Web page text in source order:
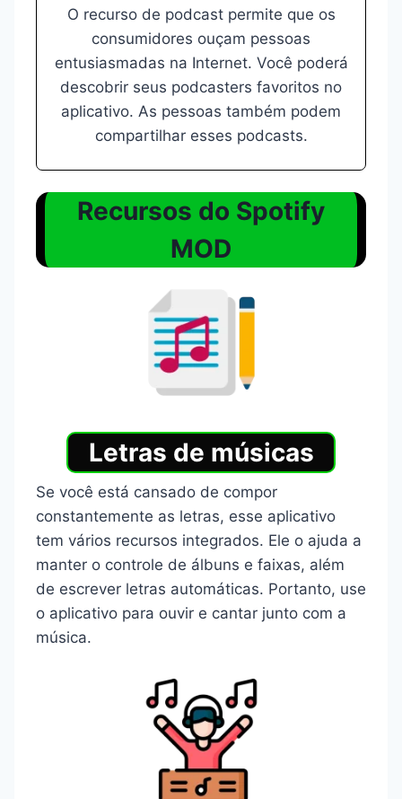
O recurso de podcast permite que os
consumidores ouçam pessoas
entusiasmadas na Internet. Você poderá
descobrir seus podcasters favoritos no
aplicativo. As pessoas também podem
compartilhar esses podcasts.
Recursos do Spotify
MOD
Letras de músicas
Se você está cansado de compor
constantemente as letras, esse aplicativo
tem vários recursos integrados. Ele o ajuda a
manter o controle de álbuns e faixas, além
de escrever letras automáticas. Portanto, use
o aplicativo para ouvir e cantar junto com a
música.